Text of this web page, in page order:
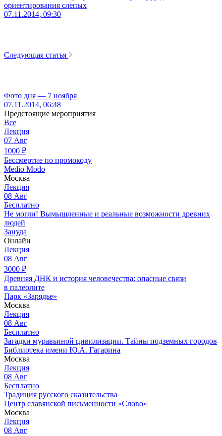
ориентирования слепых
07.11.2014, 09:30
Следующая статья
Фото дня — 7 ноября
07.11.2014, 06:48
Предстоящие мероприятия
Все
Лекция
07 Авг
1000 ₽
Бессмертие по промокоду
Medio Modo
Москва
Лекция
08 Авг
Бесплатно
Не могли! Вымышленные и реальные возможности древних
людей
Зануда
Онлайн
Лекция
08 Авг
3000 ₽
Древняя ДНК и история человечества: опасные связи
в палеолите
Парк «Зарядье»
Москва
Лекция
08 Авг
Бесплатно
Загадки муравьиной цивилизации. Тайны подземных городов
Библиотека имени Ю.А. Гагарина
Москва
Лекция
08 Авг
Бесплатно
Традиция русского сказительства
Центр славянской письменности «Слово»
Москва
Лекция
08 Авг